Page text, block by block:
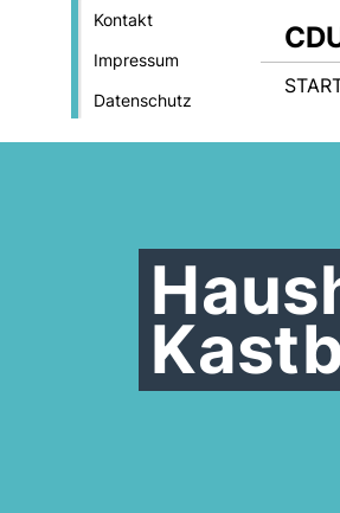
Kontakt
Impressum
Datenschutz